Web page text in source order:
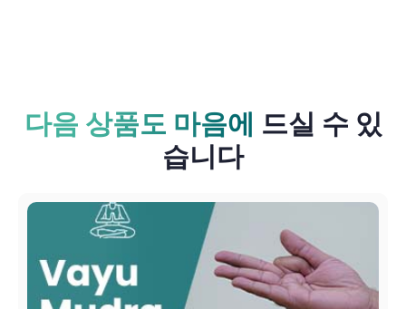
다음 상품도 마음에 드실 수 있
습니다